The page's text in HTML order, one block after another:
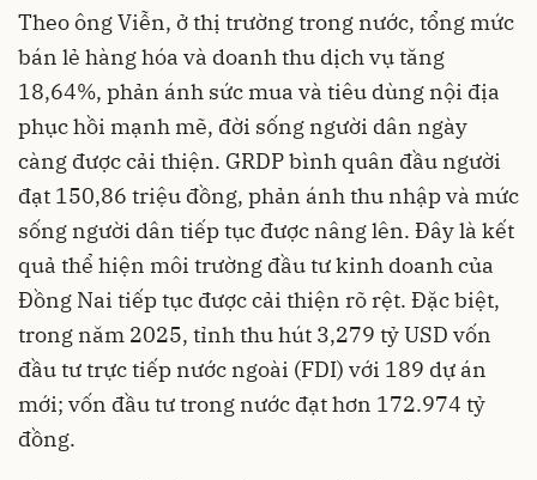
Theo ông Viễn, ở thị trường trong nước, tổng mức
bán lẻ hàng hóa và doanh thu dịch vụ tăng
18,64%, phản ánh sức mua và tiêu dùng nội địa
phục hồi mạnh mẽ, đời sống người dân ngày
càng được cải thiện. GRDP bình quân đầu người
đạt 150,86 triệu đồng, phản ánh thu nhập và mức
sống người dân tiếp tục được nâng lên. Đây là kết
quả thể hiện môi trường đầu tư kinh doanh của
Đồng Nai tiếp tục được cải thiện rõ rệt. Đặc biệt,
trong năm 2025, tỉnh thu hút 3,279 tỷ USD vốn
đầu tư trực tiếp nước ngoài (FDI) với 189 dự án
mới; vốn đầu tư trong nước đạt hơn 172.974 tỷ
đồng.